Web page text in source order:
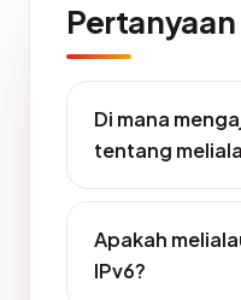
Di mana
tentang
Apakah
IPv6?